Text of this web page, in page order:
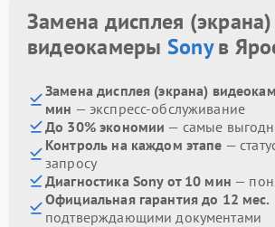
Замена дисплея (экрана)
видеокамеры Sonyв
Замена дисплея (экрана)
мин — экспресс-обслуживание
До 30% экономии — самые
Контроль на каждом этапе —
запросу
Диагностика Sony от 10 мин —
Официальная гарантия до 12 мес.
подтверждающими документами